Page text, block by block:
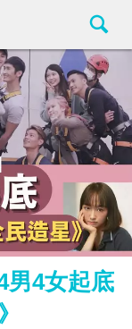
4女起底